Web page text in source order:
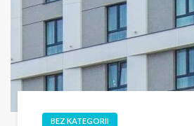
BEZ KATEGORII